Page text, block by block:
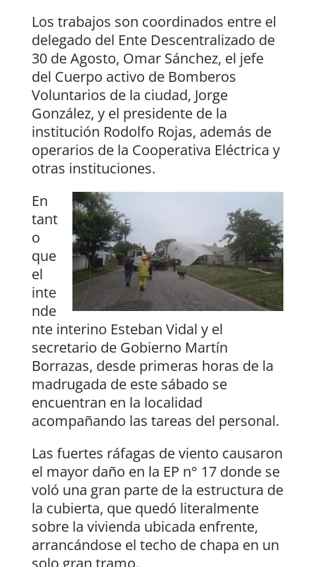
Los trabajos son coordinados entre el
delegado del Ente Descentralizado de
30 de Agosto, Omar Sánchez, el jefe
del Cuerpo activo de Bomberos
Voluntarios de la ciudad, Jorge
González, y el presidente de la
institución Rodolfo Rojas, además de
operarios de la Cooperativa Eléctrica y
otras instituciones.
En
tant
o
que
el
inte
nde
nte interino Esteban Vidal y el
secretario de Gobierno Martín
Borrazas, desde primeras horas de la
madrugada de este sábado se
encuentran en la localidad
acompañando las tareas del personal.
Las fuertes ráfagas de viento causaron
el mayor daño en la EP n° 17 donde se
voló una gran parte de la estructura de
la cubierta, que quedó literalmente
sobre la vivienda ubicada enfrente,
arrancándose el techo de chapa en un